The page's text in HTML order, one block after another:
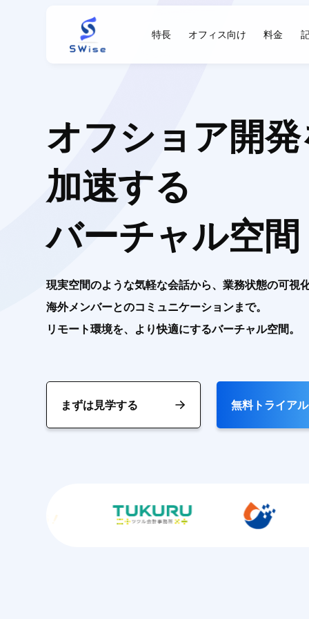
特長 オフィス向け 料金
オフショア開
加速する
バーチャル空間
現実空間のような気軽な会話から、業務状態の可視
海外メンバーとのコミュニケーションまで。
リモート環境を、より快適にするバーチャル空間。
まずは見学する 無料トライアル